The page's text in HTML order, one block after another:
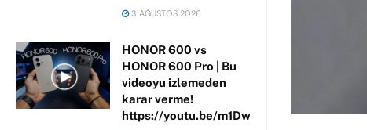
3 AĞUSTOS 2026
HONOR 600 vs
HONOR 600 Pro | Bu
videoyu izlemeden
karar verme!
https://youtu.be/m1DwhP3lPCM